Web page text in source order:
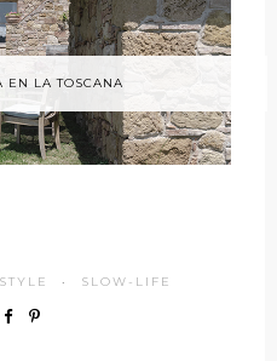
EN LA TOSCANA
· SLOW-LIFE